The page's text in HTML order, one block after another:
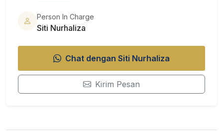
Person In Charge
Siti Nurhaliza
Chat dengan Siti Nurhaliza
Kirim Pesan